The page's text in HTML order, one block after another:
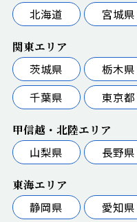
北海道
宮城県
関東エリア
茨城県
栃木県
千葉県
東京都
甲信越・北陸エリア
山梨県
長野県
東海エリア
静岡県
愛知県